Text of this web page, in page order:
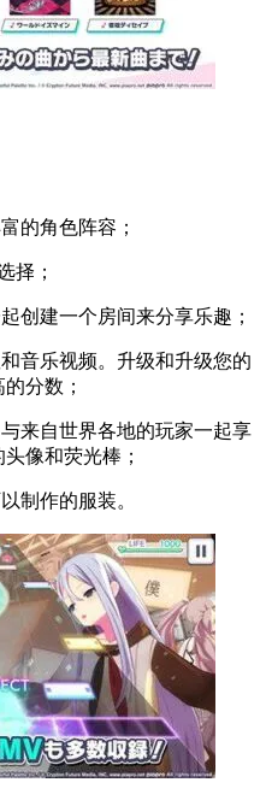
的角色阵容；
择；
创建一个房间来分享乐趣；
音乐视频。升级和升级您的
分数；
来自世界各地的玩家一起享
像和荧光棒；
制作的服装。